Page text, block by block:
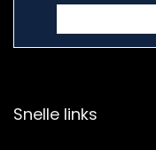
Snelle links